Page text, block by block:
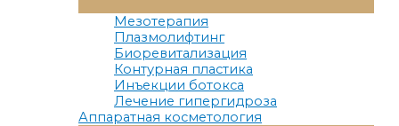
Меню
Мезотерапия
Плазмолифтинг
Биоревитализация
Контурная пластика
Инъекции ботокса
Лечение гипергидроза
Аппаратная косметология